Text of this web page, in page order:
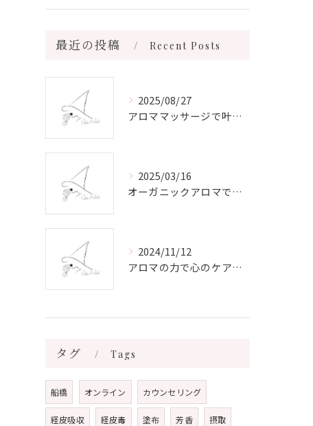
最近の投稿 Recent Posts
2025/08/27
アロママッサージで叶える心身リラックスと健康維持の新習慣ガイド
2025/03/16
オーガニックアロマで心と体を癒す
2024/11/12
アロマの力で心のケアをする方法
タグ Tags
船橋 オンライン カウンセリング
経皮吸収 経皮毒 塗布 芳香 摂取